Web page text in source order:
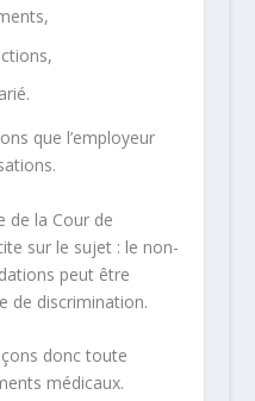
que l’employeur
.
de la Cour de
sur le sujet : le non-
peut être
de discrimination.
donc toute
médicaux.